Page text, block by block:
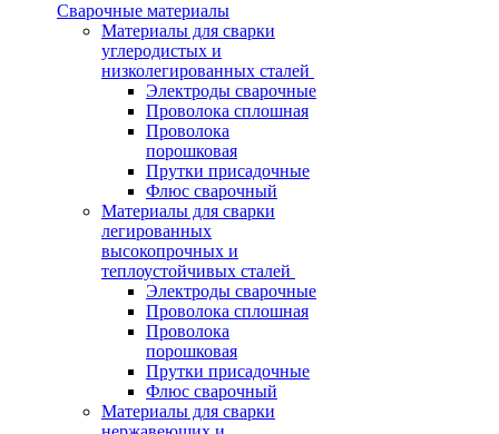
Сварочные материалы
Материалы для сварки
углеродистых и
низколегированных сталей
Электроды сварочные
Проволока сплошная
Проволока
порошковая
Прутки присадочные
Флюс сварочный
Материалы для сварки
легированных
высокопрочных и
теплоустойчивых сталей
Электроды сварочные
Проволока сплошная
Проволока
порошковая
Прутки присадочные
Флюс сварочный
Материалы для сварки